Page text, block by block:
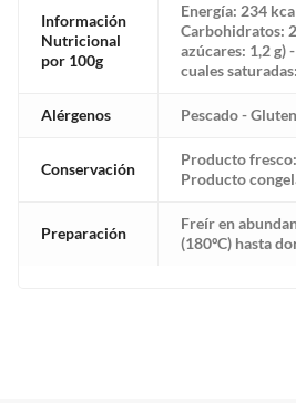
Información
Nutricional
por 100g
Energía: 234
Carbohidratos:
azúcares: 1,2 g)
cuales
Alérgenos Pescado -
Conservación
Producto
Producto
Preparación
Freír en
(180ºC) hasta